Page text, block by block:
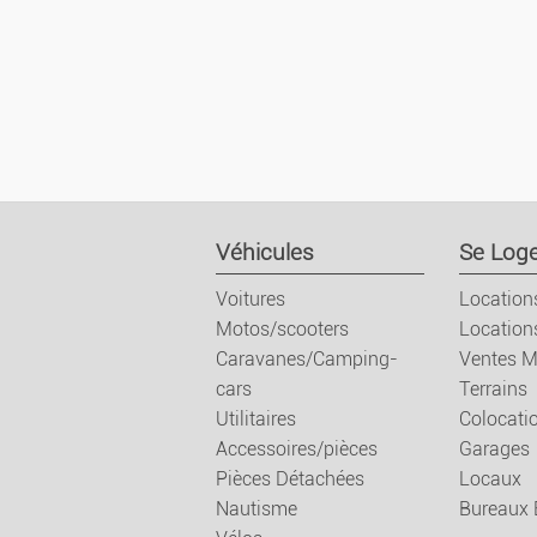
Véhicules
Voitures
Motos/scooters
Caravanes/Camping-
cars
Utilitaires
Accessoires/pièces
Pièces Détachées
Nautisme
Se
Ventes
Terrains
Garages
Locaux
Bureaux